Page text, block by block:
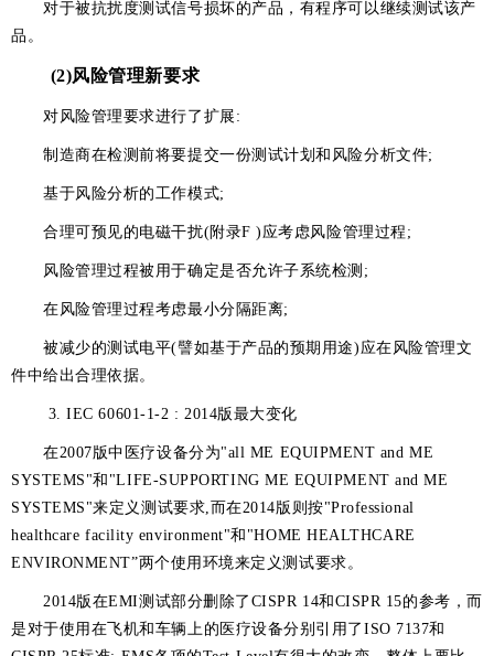
对于被抗扰度测试信号损坏的产品，有程序可以继续测试该产
品。
(2)风险管理新要求
对风险管理要求进行了扩展:
制造商在检测前将要提交一份测试计划和风险分析文件;
基于风险分析的工作模式;
合理可预见的电磁干扰(附录F )应考虑风险管理过程;
风险管理过程被用于确定是否允许子系统检测;
在风险管理过程考虑最小分隔距离;
被减少的测试电平(譬如基于产品的预期用途)应在风险管理文
件中给出合理依据。
3. IEC 60601-1-2 : 2014版最大变化
在2007版中医疗设备分为"all ME EQUIPMENT and ME
SYSTEMS"和"LIFE-SUPPORTING ME EQUIPMENT and ME
SYSTEMS"来定义测试要求,而在2014版则按"Professional
healthcare facility environment"和"HOME HEALTHCARE
ENVIRONMENT”两个使用环境来定义测试要求。
2014版在EMI测试部分删除了CISPR 14和CISPR 15的参考，而
是对于使用在飞机和车辆上的医疗设备分别引用了ISO 7137和